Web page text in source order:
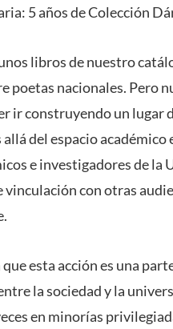
5 años de Colección
libros de nuestro
poetas nacionales. Pero
ir construyendo un lugar
del espacio académico
e investigadores de la
con otras
esta acción es una
la sociedad y la
en minorías